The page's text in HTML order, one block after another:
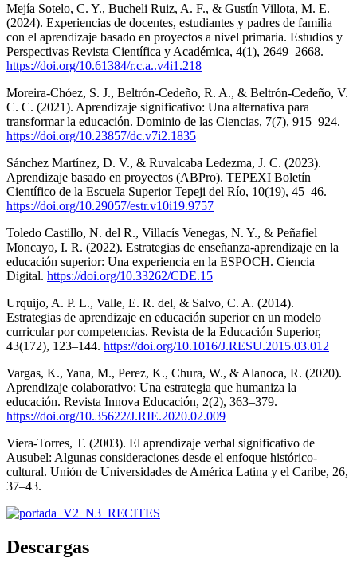
Mejía Sotelo, C. Y., Bucheli Ruiz, A. F., & Gustín Villota, M. E.
(2024). Experiencias de docentes, estudiantes y padres de familia
con el aprendizaje basado en proyectos a nivel primaria. Estudios y
Perspectivas Revista Científica y Académica, 4(1), 2649–2668.
https://doi.org/10.61384/r.c.a..v4i1.218
Moreira-Chóez, S. J., Beltrón-Cedeño, R. A., & Beltrón-Cedeño, V.
C. C. (2021). Aprendizaje significativo: Una alternativa para
transformar la educación. Dominio de las Ciencias, 7(7), 915–924.
https://doi.org/10.23857/dc.v7i2.1835
Sánchez Martínez, D. V., & Ruvalcaba Ledezma, J. C. (2023).
Aprendizaje basado en proyectos (ABPro). TEPEXI Boletín
Científico de la Escuela Superior Tepeji del Río, 10(19), 45–46.
https://doi.org/10.29057/estr.v10i19.9757
Toledo Castillo, N. del R., Villacís Venegas, N. Y., & Peñafiel
Moncayo, I. R. (2022). Estrategias de enseñanza-aprendizaje en la
educación superior: Una experiencia en la ESPOCH. Ciencia
Digital. https://doi.org/10.33262/CDE.15
Urquijo, A. P. L., Valle, E. R. del, & Salvo, C. A. (2014).
Estrategias de aprendizaje en educación superior en un modelo
curricular por competencias. Revista de la Educación Superior,
43(172), 123–144. https://doi.org/10.1016/J.RESU.2015.03.012
Vargas, K., Yana, M., Perez, K., Chura, W., & Alanoca, R. (2020).
Aprendizaje colaborativo: Una estrategia que humaniza la
educación. Revista Innova Educación, 2(2), 363–379.
https://doi.org/10.35622/J.RIE.2020.02.009
Viera-Torres, T. (2003). El aprendizaje verbal significativo de
Ausubel: Algunas consideraciones desde el enfoque histórico-
cultural. Unión de Universidades de América Latina y el Caribe, 26,
37–43.
Descargas